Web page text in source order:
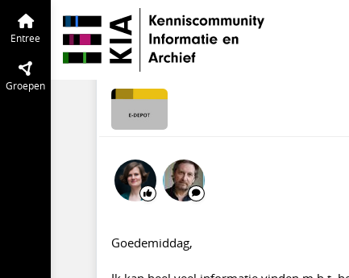
Entree
Groepen
E-depot Entree Tijdlijn
E-depot ->
apr 2020
Goedemiddag,